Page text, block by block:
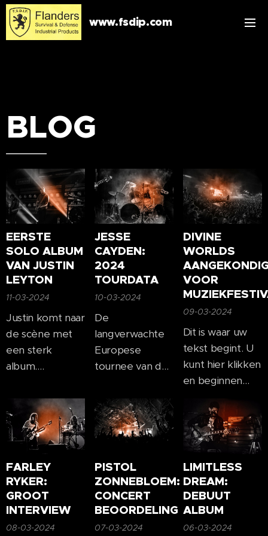
www.fsdip.com
BLOG
EERSTE
SOLO ALBUM
VAN JUSTIN
LEYTON
11-03-2024
Justin komt naar
de scène met
een sterk
album.
teksten en
speelse gitaar
zal je bezig
houden op de
eerste
hoorzitting. Het
hele album
vertelt een
verhaal en je zal
JESSE
CAYDEN:
2024
TOURDATA
10-03-2024
De
langverwachte
Europese
tournee van de
Jesse Cayden is
eindelijk hier.
Koop uw tickets
van het concert
met volle
teugen. Wat
kunt u
verwachten?
DIVINE
WORLDS
VOOR
09-03-2024
Dit is waar uw
tekst begint. U
kunt hier klikken
en beginnen
Enim ipsam
voluptatem quia
voluptas sit
aspernatur aut
odit aut fugit
sed quia
consequuntur
magni dolores
FARLEY
RYKER:
GROOT
INTERVIEW
08-03-2024
PISTOL
ZONNEBLOEM:
CONCERT
BEOORDELING
07-03-2024
LIMITLESS
DREAM:
DEBUUT
ALBUM
06-03-2024